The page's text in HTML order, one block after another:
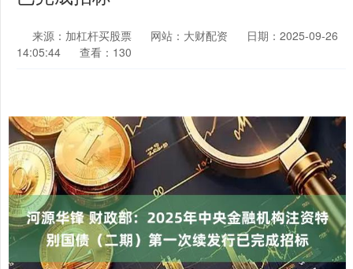
来源：加杠杆买股票 网站：大财配资
日期：2025-09-26
14:05:44
查看：130